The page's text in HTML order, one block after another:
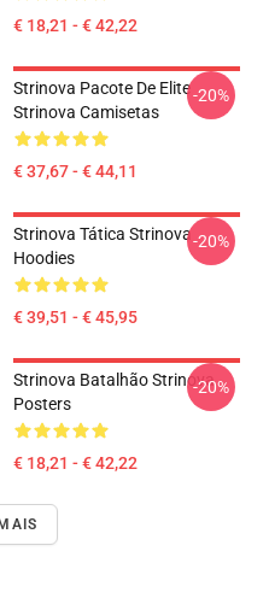
€ 18,21 - € 42,22
Strinova Pacote De Elite
Strinova Camisetas
€ 37,67 - € 44,11
-20%
Strinova Tática Strinova
Hoodies
€ 39,51 - € 45,95
-20%
Strinova Batalhão Strinova
Posters
€ 18,21 - € 42,22
-20%